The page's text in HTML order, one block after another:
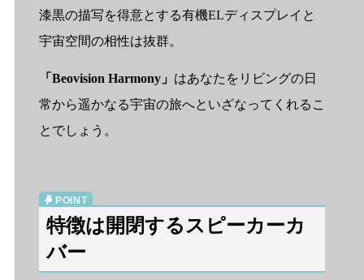
漆黒の描写を得意とする有機ELディスプレイと
宇宙空間の相性は抜群。
「Beovision Harmony」 はあなたをリビングの日
常から遥かなる宇宙の旅へといざなってくれるこ
とでしょう。
特徴は開閉するスピーカーカ
バー